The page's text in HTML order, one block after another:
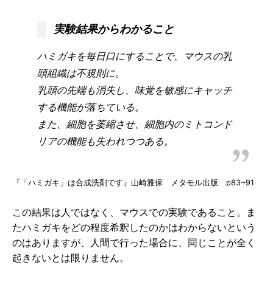
実験結果からわかること
ハミガキを毎日口にすることで、マウスの乳
頭組織は不規則に。
乳頭の先端も消失し、味覚を敏感にキャッチ
する機能が落ちている。
また、細胞を萎縮させ、細胞内のミトコンド
リアの機能も失われつつある。
『「ハミガキ」は合成洗剤です』山崎雅保 メタモル出版 p83~91
この結果は人ではなく、マウスでの実験であること。ま
たハミガキをどの程度希釈したのかはわからないという
のはありますが、人間で行った場合に、同じことが全く
起きないとは限りません。